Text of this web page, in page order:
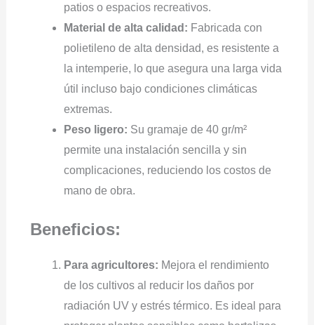
patios o espacios recreativos.
Material de alta calidad: Fabricada con
polietileno de alta densidad, es resistente a
la intemperie, lo que asegura una larga vida
útil incluso bajo condiciones climáticas
extremas.
Peso ligero: Su gramaje de 40 gr/m²
permite una instalación sencilla y sin
complicaciones, reduciendo los costos de
mano de obra.
Beneficios:
Para agricultores: Mejora el rendimiento
de los cultivos al reducir los daños por
radiación UV y estrés térmico. Es ideal para